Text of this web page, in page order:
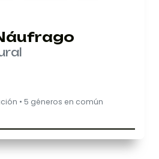
• 5 géneros en común